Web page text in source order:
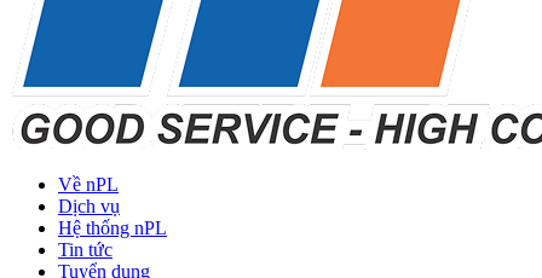
Về nPL
Dịch vụ
Hệ thống nPL
Tin tức
Tuyển dụng